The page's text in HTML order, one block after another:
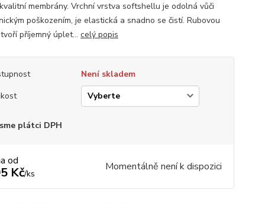
membrány. Vrchní vrstva softshellu je odolná vůči
poškozením, je elastická a snadno se čistí. Rubovou
příjemný úplet... celý popis
Není skladem
plátci DPH
od
Kč/ks
Momentálně není k dispozici